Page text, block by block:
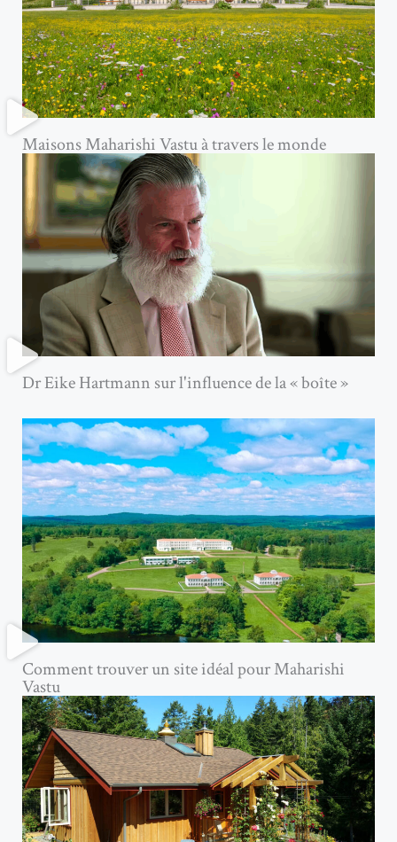
Maisons Maharishi Vastu à travers le monde
Dr Eike Hartmann sur l'influence de la « boîte »
Comment trouver un site idéal pour Maharishi
Vastu